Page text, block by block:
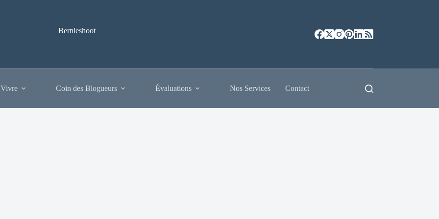
Bernieshoot
Coin des Blogueurs Évaluations Nos Services Contact